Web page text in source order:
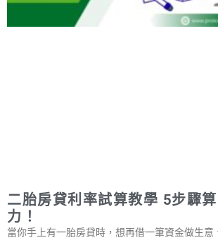
二胎房貸利率試算教學 5步驟
力！
當你手上有一胎房貸時，想再借一筆資金做生意